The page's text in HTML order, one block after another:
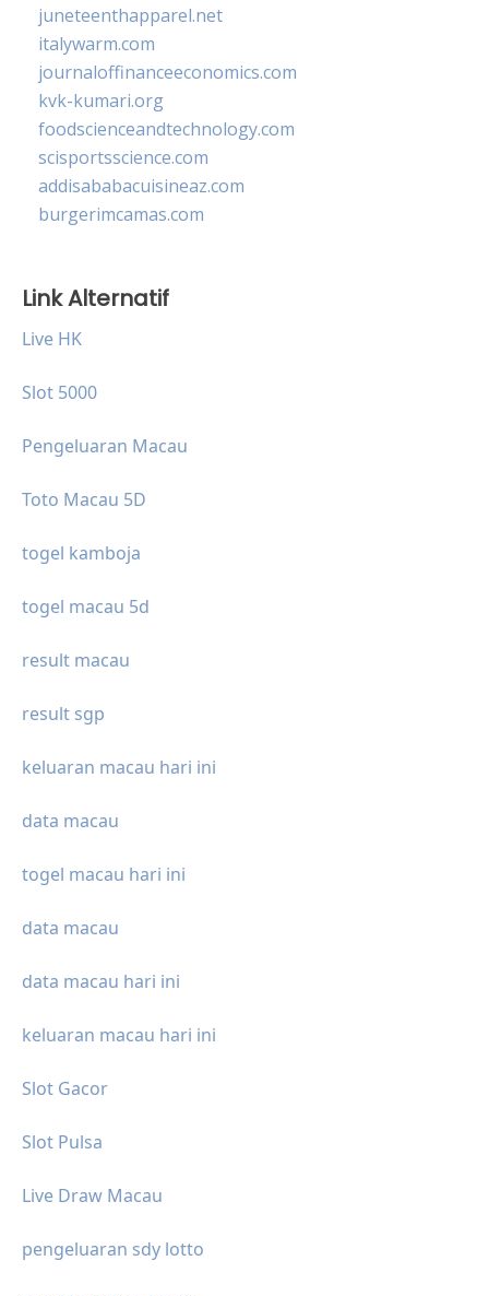
juneteenthapparel.net
italywarm.com
journaloffinanceeconomics.com
kvk-kumari.org
foodscienceandtechnology.com
scisportsscience.com
addisababacuisineaz.com
burgerimcamas.com
Link Alternatif
Live HK
Slot 5000
Pengeluaran Macau
Toto Macau 5D
togel kamboja
togel macau 5d
result macau
result sgp
keluaran macau hari ini
data macau
togel macau hari ini
data macau
data macau hari ini
keluaran macau hari ini
Slot Gacor
Slot Pulsa
Live Draw Macau
pengeluaran sdy lotto